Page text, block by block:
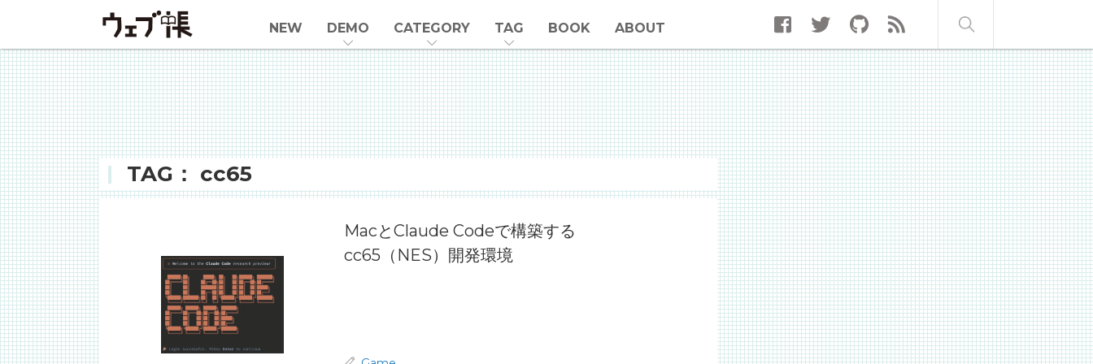
NEW DEMO CATEGORY TAG BOOK ABOUT
TAG： cc65
MacとClaude Codeで構築する
cc65（NES）開発環境